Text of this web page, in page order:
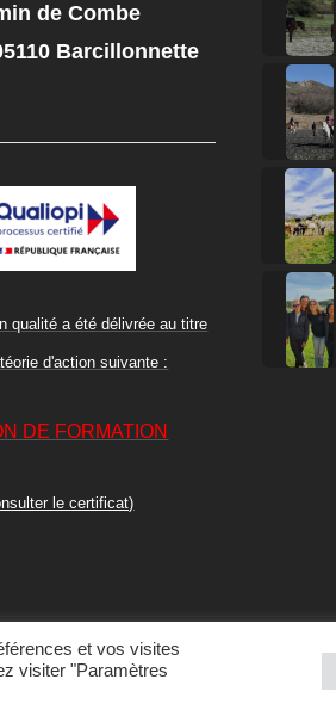
de Combe
Barcillonnette
qualité a été délivrée au titre
d'action suivante :
DE FORMATION
le certificat)
et vos visites
visiter "Paramètres